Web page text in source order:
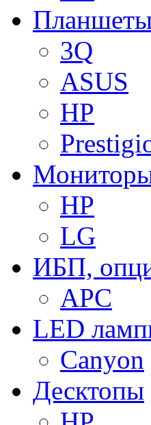
3Q
ASUS
HP
HP
LG
ИБП,
APC
LED
Canyon
Десктопы